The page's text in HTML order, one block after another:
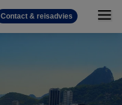
Contact & reisadvies